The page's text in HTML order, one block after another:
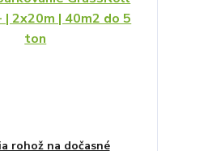
rohož na dočasné